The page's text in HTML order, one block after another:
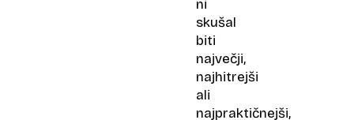
ni
skušal
biti
največji,
najhitrejši
ali
najpraktičnejši,